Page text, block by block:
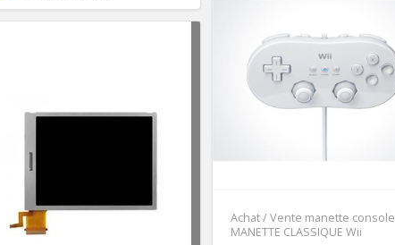
Achat / Vente manette console
MANETTE CLASSIQUE Wii